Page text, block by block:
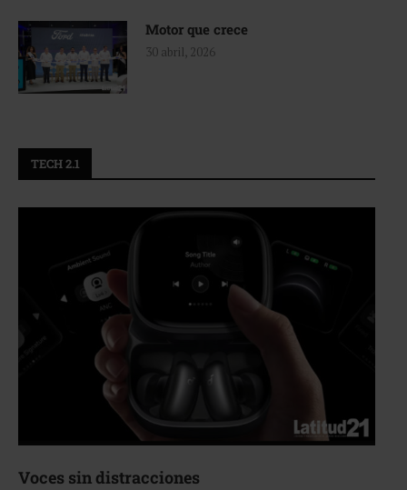
Motor que crece
30 abril, 2026
TECH 2.1
Voces sin distracciones